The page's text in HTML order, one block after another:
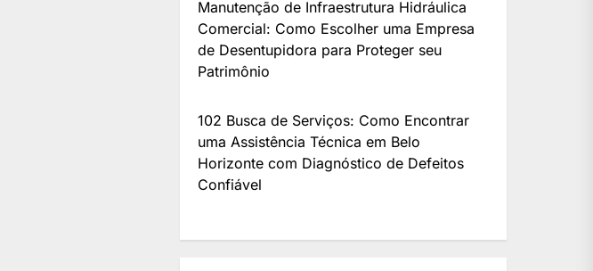
Manutenção de Infraestrutura Hidráulica
Comercial: Como Escolher uma Empresa
de Desentupidora para Proteger seu
Patrimônio
102 Busca de Serviços: Como Encontrar
uma Assistência Técnica em Belo
Horizonte com Diagnóstico de Defeitos
Confiável